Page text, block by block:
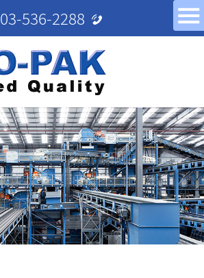
03-536-2288